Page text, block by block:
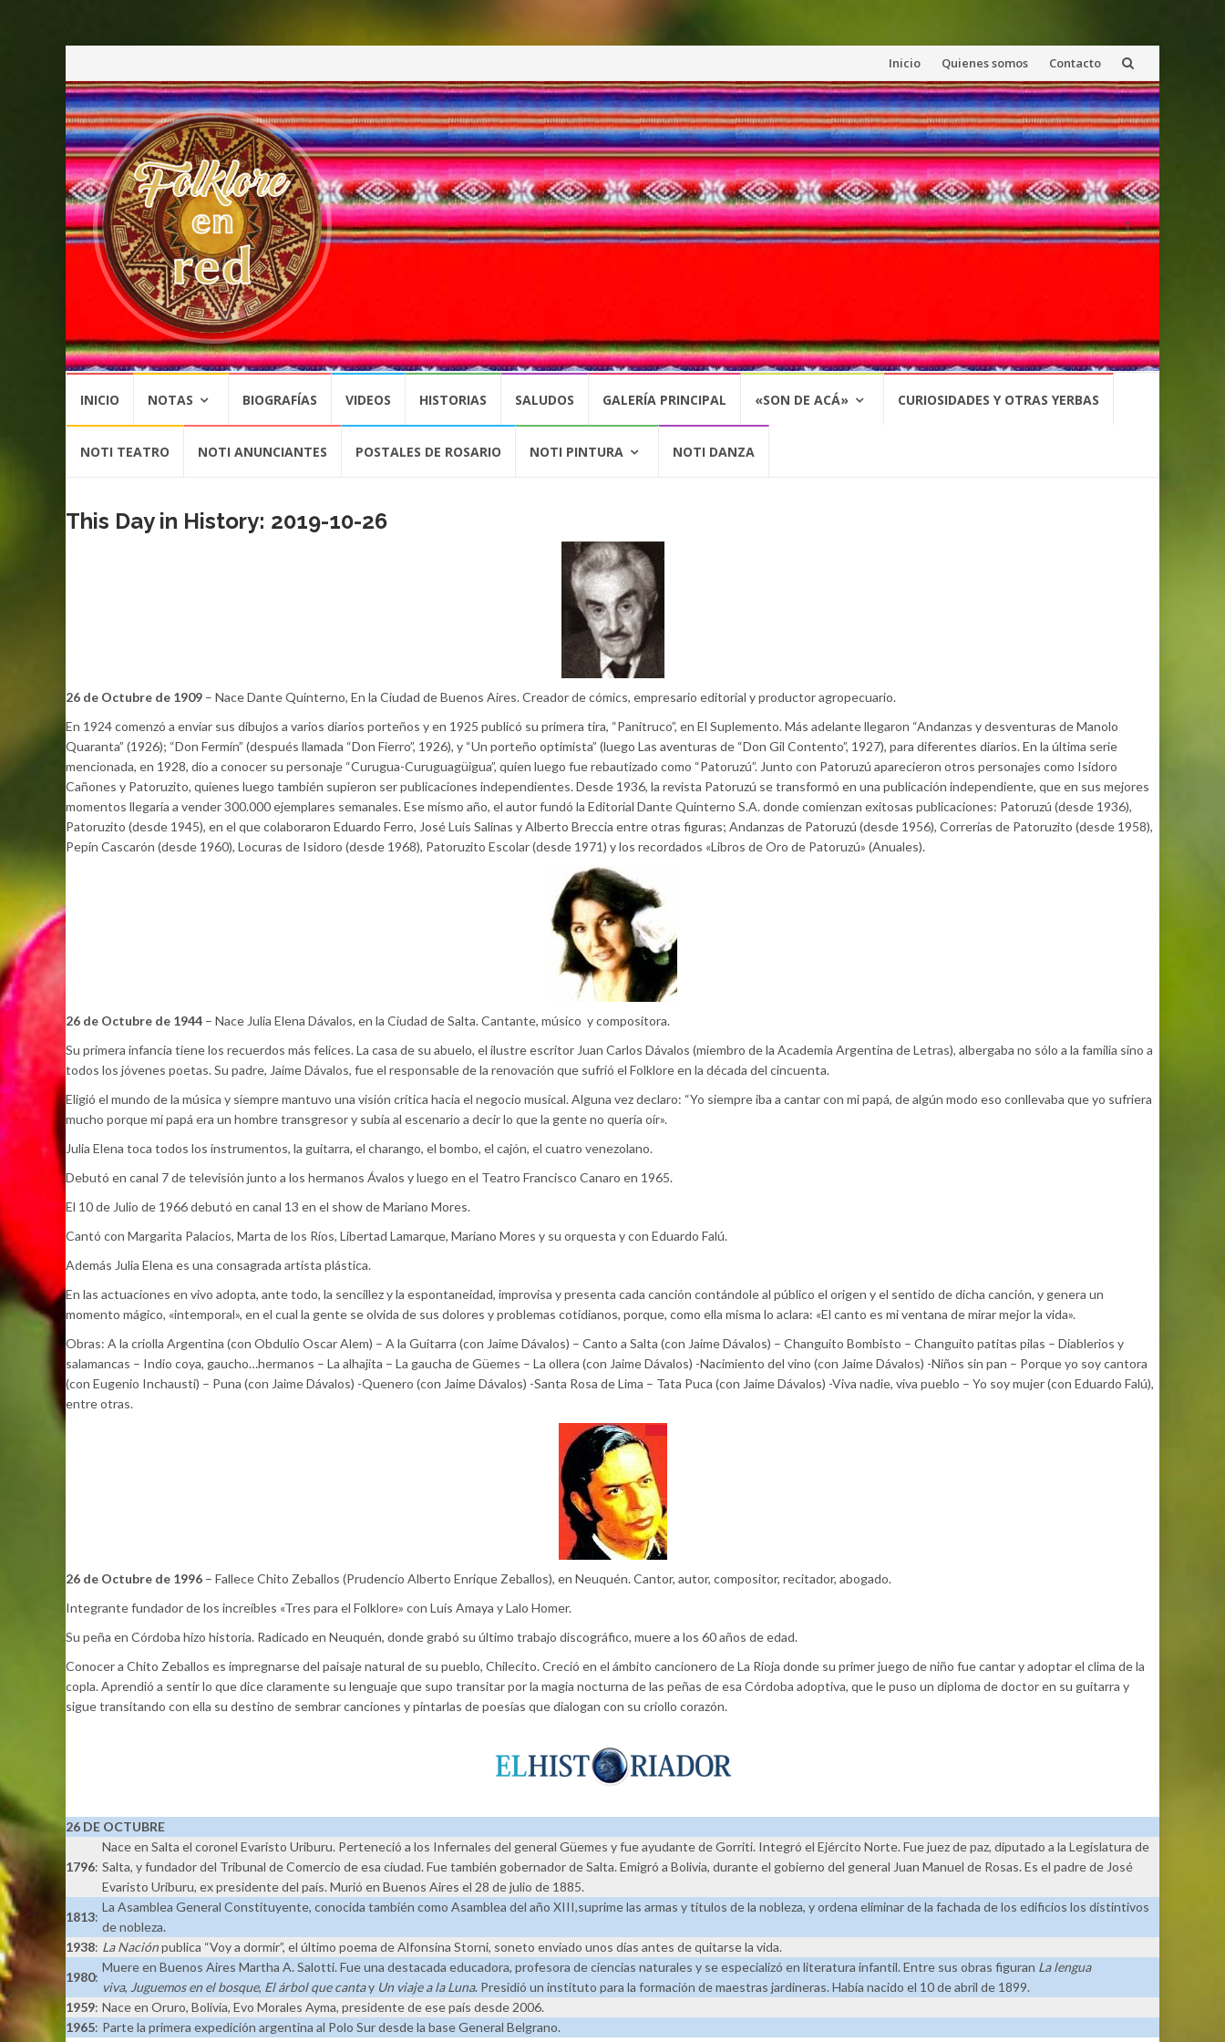
Saltar
al
contenido
Inicio Quienes somos Contacto
1
contenido
INICIO NOTAS BIOGRAFÍAS VIDEOS HISTORIAS SALUDOS GALERÍA PRINCIPAL «SON DE ACÁ» CURIOSIDADES Y OTRAS YERBAS
NOTI TEATRO NOTI ANUNCIANTES POSTALES DE ROSARIO NOTI PINTURA NOTI DANZA
This Day in History: 2019-10-26
26 de Octubre de 1909 – Nace Dante Quinterno, En la Ciudad de Buenos Aires. Creador de cómics, empresario editorial y productor agropecuario.
En 1924 comenzó a enviar sus dibujos a varios diarios porteños y en 1925 publicó su primera tira, “Panitruco”, en El Suplemento. Más adelante llegaron “Andanzas y desventuras de Manolo
Quaranta” (1926); “Don Fermín” (después llamada “Don Fierro”, 1926), y “Un porteño optimista” (luego Las aventuras de “Don Gil Contento”, 1927), para diferentes diarios. En la última serie
mencionada, en 1928, dio a conocer su personaje “Curugua-Curuguagüigua”, quien luego fue rebautizado como “Patoruzú”. Junto con Patoruzú aparecieron otros personajes como Isidoro
Cañones y Patoruzito, quienes luego también supieron ser publicaciones independientes. Desde 1936, la revista Patoruzú se transformó en una publicación independiente, que en sus mejores
momentos llegaría a vender 300.000 ejemplares semanales. Ese mismo año, el autor fundó la Editorial Dante Quinterno S.A. donde comienzan exitosas publicaciones: Patoruzú (desde 1936),
Patoruzito (desde 1945), en el que colaboraron Eduardo Ferro, José Luis Salinas y Alberto Breccia entre otras figuras; Andanzas de Patoruzú (desde 1956), Correrías de Patoruzito (desde 1958),
Pepín Cascarón (desde 1960), Locuras de Isidoro (desde 1968), Patoruzito Escolar (desde 1971) y los recordados «Libros de Oro de Patoruzú» (Anuales).
26 de Octubre de 1944 – Nace Julia Elena Dávalos, en la Ciudad de Salta. Cantante, músico y compositora.
Su primera infancia tiene los recuerdos más felices. La casa de su abuelo, el ilustre escritor Juan Carlos Dávalos (miembro de la Academia Argentina de Letras), albergaba no sólo a la familia sino a
todos los jóvenes poetas. Su padre, Jaime Dávalos, fue el responsable de la renovación que sufrió el Folklore en la década del cincuenta.
Eligió el mundo de la música y siempre mantuvo una visión crítica hacia el negocio musical. Alguna vez declaro: “Yo siempre iba a cantar con mi papá, de algún modo eso conllevaba que yo sufriera
mucho porque mi papá era un hombre transgresor y subía al escenario a decir lo que la gente no quería oír».
Julia Elena toca todos los instrumentos, la guitarra, el charango, el bombo, el cajón, el cuatro venezolano.
Debutó en canal 7 de televisión junto a los hermanos Ávalos y luego en el Teatro Francisco Canaro en 1965.
El 10 de Julio de 1966 debutó en canal 13 en el show de Mariano Mores.
Cantó con Margarita Palacios, Marta de los Ríos, Libertad Lamarque, Mariano Mores y su orquesta y con Eduardo Falú.
Además Julia Elena es una consagrada artista plástica.
En las actuaciones en vivo adopta, ante todo, la sencillez y la espontaneidad, improvisa y presenta cada canción contándole al público el origen y el sentido de dicha canción, y genera un
momento mágico, «intemporal», en el cual la gente se olvida de sus dolores y problemas cotidianos, porque, como ella misma lo aclara: «El canto es mi ventana de mirar mejor la vida».
Obras: A la criolla Argentina (con Obdulio Oscar Alem) – A la Guitarra (con Jaime Dávalos) – Canto a Salta (con Jaime Dávalos) – Changuito Bombisto – Changuito patitas pilas – Diablerios y
salamancas – Indio coya, gaucho…hermanos – La alhajita – La gaucha de Güemes – La ollera (con Jaime Dávalos) -Nacimiento del vino (con Jaime Dávalos) -Niños sin pan – Porque yo soy cantora
(con Eugenio Inchausti) – Puna (con Jaime Dávalos) -Quenero (con Jaime Dávalos) -Santa Rosa de Lima – Tata Puca (con Jaime Dávalos) -Viva nadie, viva pueblo – Yo soy mujer (con Eduardo Falú),
entre otras.
26 de Octubre de 1996 – Fallece Chito Zeballos (Prudencio Alberto Enrique Zeballos), en Neuquén. Cantor, autor, compositor, recitador, abogado.
Integrante fundador de los increíbles «Tres para el Folklore» con Luís Amaya y Lalo Homer.
Su peña en Córdoba hizo historia. Radicado en Neuquén, donde grabó su último trabajo discográfico, muere a los 60 años de edad.
Conocer a Chito Zeballos es impregnarse del paisaje natural de su pueblo, Chilecito. Creció en el ámbito cancionero de La Rioja donde su primer juego de niño fue cantar y adoptar el clima de la
copla. Aprendió a sentir lo que dice claramente su lenguaje que supo transitar por la magia nocturna de las peñas de esa Córdoba adoptiva, que le puso un diploma de doctor en su guitarra y
sigue transitando con ella su destino de sembrar canciones y pintarlas de poesías que dialogan con su criollo corazón.
26 DE OCTUBRE
1796:
Nace en Salta el coronel Evaristo Uriburu. Perteneció a los Infernales del general Güemes y fue ayudante de Gorriti. Integró el Ejército Norte. Fue juez de paz, diputado a la Legislatura de
Salta, y fundador del Tribunal de Comercio de esa ciudad. Fue también gobernador de Salta. Emigró a Bolivia, durante el gobierno del general Juan Manuel de Rosas. Es el padre de José
Evaristo Uriburu, ex presidente del país. Murió en Buenos Aires el 28 de julio de 1885.
1813:
La Asamblea General Constituyente, conocida también como Asamblea del año XIII,suprime las armas y títulos de la nobleza, y ordena eliminar de la fachada de los edificios los distintivos
de nobleza.
1938: La Naciónpublica “Voy a dormir”, el último poema de Alfonsina Storni, soneto enviado unos días antes de quitarse la vida.
1980:
Muere en Buenos Aires Martha A. Salotti. Fue una destacada educadora, profesora de ciencias naturales y se especializó en literatura infantil. Entre sus obras figuran La lengua
viva, Juguemos en el bosque, El árbol que cantay Un viaje a la Luna. Presidió un instituto para la formación de maestras jardineras. Había nacido el 10 de abril de 1899.
1959: Nace en Oruro, Bolivia, Evo Morales Ayma, presidente de ese país desde 2006.
1965: Parte la primera expedición argentina al Polo Sur desde la base General Belgrano.